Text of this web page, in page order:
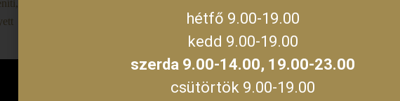
illetve hogy szakít az addigi
interaktív eszközökkel nyújt
idegenforgalmában megjelenik a
felújításhoz és a kiállításhoz
hétfő 9.00-19.00
kedd 9.00-19.00
szerda 9.00-14.00, 19.00-23.00
csütörtök 9.00-19.00